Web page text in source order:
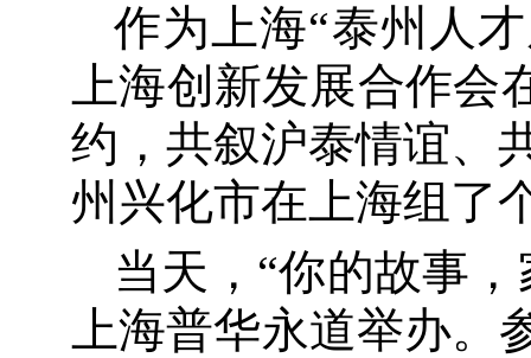
作为上海“泰州人
上海创新发展合作会
约，共叙沪泰情谊、
州兴化市在上海组了
当天，“你的故事
上海普华永道举办。